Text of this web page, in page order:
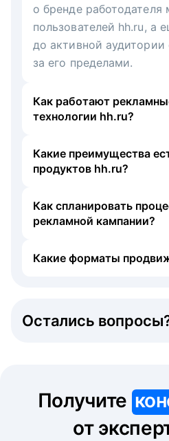
о бренде работодателя
пользователей hh.ru, а
до активной
за его пределами.
Как работают
технологии hh.ru?
Какие преимущества
продуктов hh.ru?
Как спланировать
рекламной кампании?
Какие форматы
Остались
Получите
от